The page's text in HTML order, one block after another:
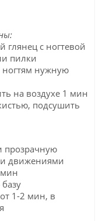
с ногтевой
пилки
нужную
на воздухе 1 мин
подсушить
прозрачную
движениями
1-2 мин, в